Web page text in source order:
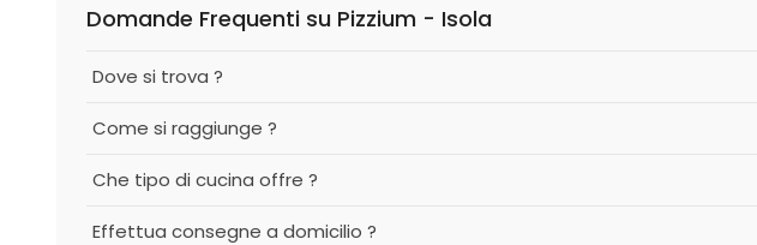
Domande Frequenti su Pizzium - Isola
Dove si trova ?
Come si raggiunge ?
Che tipo di cucina offre ?
Effettua consegne a domicilio ?